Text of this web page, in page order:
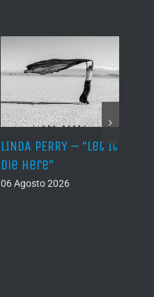
LINDA PERRY – “Let It
Die Here”
06 Agosto 2026